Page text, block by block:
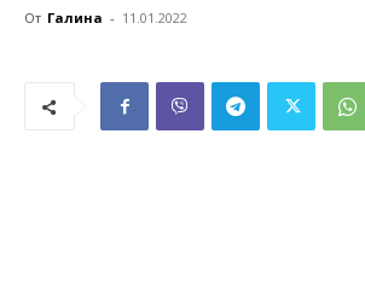
От Галина - 11.01.2022